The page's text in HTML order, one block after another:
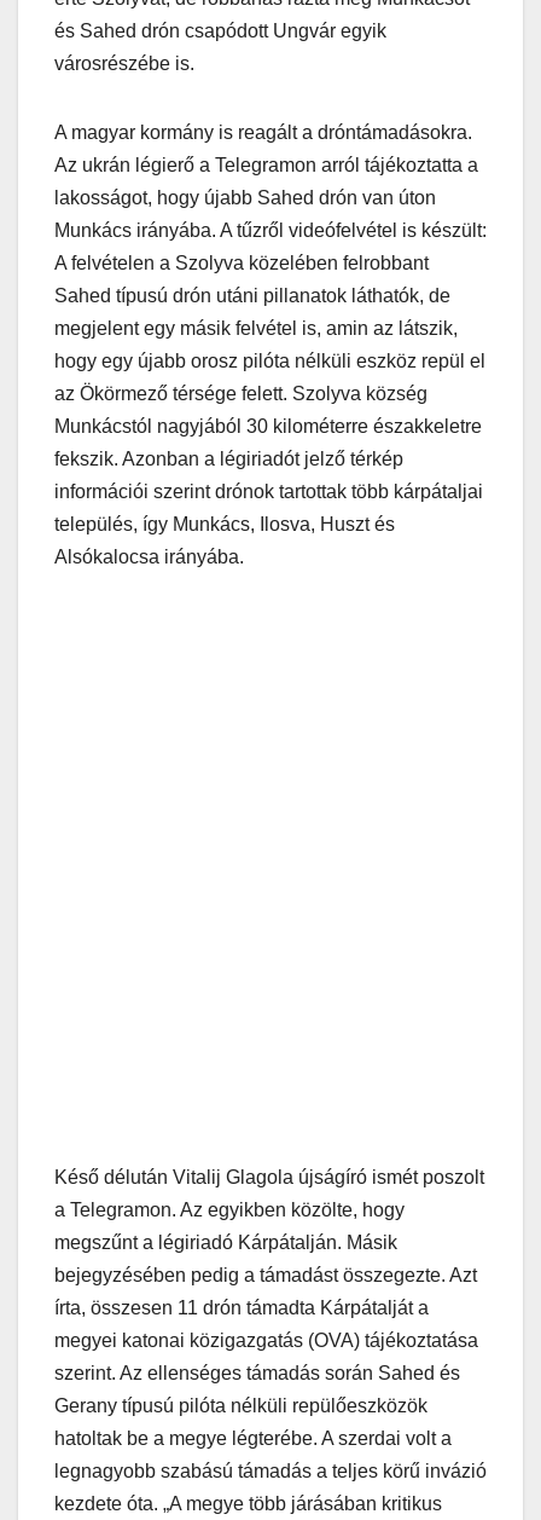
és Sahed drón csapódott Ungvár egyik
városrészébe is.
A magyar kormány is reagált a dróntámadásokra.
Az ukrán légierő a Telegramon arról tájékoztatta a
lakosságot, hogy újabb Sahed drón van úton
Munkács irányába. A tűzről videófelvétel is készült:
A felvételen a Szolyva közelében felrobbant
Sahed típusú drón utáni pillanatok láthatók, de
megjelent egy másik felvétel is, amin az látszik,
hogy egy újabb orosz pilóta nélküli eszköz repül el
az Ökörmező térsége felett. Szolyva község
Munkácstól nagyjából 30 kilométerre északkeletre
fekszik. Azonban a légiriadót jelző térkép
információi szerint drónok tartottak több kárpátaljai
település, így Munkács, Ilosva, Huszt és
Alsókalocsa irányába.
Késő délután Vitalij Glagola újságíró ismét poszolt
a Telegramon. Az egyikben közölte, hogy
megszűnt a légiriadó Kárpátalján. Másik
bejegyzésében pedig a támadást összegezte. Azt
írta, összesen 11 drón támadta Kárpátalját a
megyei katonai közigazgatás (OVA) tájékoztatása
szerint. Az ellenséges támadás során Sahed és
Gerany típusú pilóta nélküli repülőeszközök
hatoltak be a megye légterébe. A szerdai volt a
legnagyobb szabású támadás a teljes körű invázió
kezdete óta. „A megye több járásában kritikus